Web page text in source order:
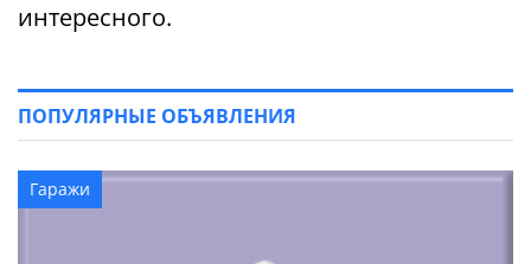
интересного.
ПОПУЛЯРНЫЕ ОБЪЯВЛЕНИЯ
Гаражи